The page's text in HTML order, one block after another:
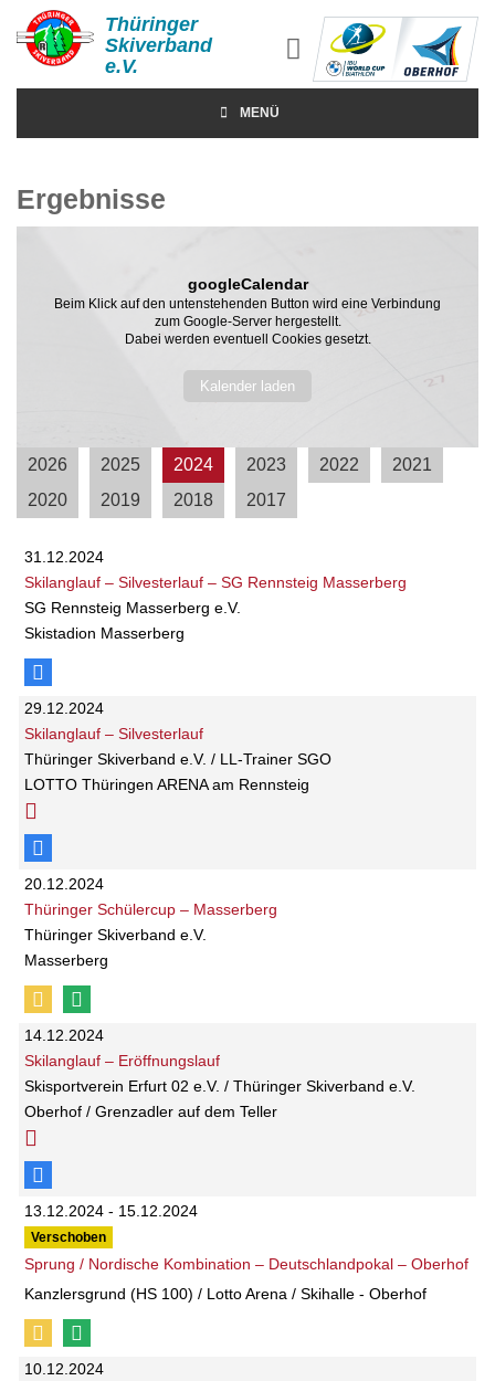
Thüringer
Skiverband
e.V.
MENÜ
Ergebnisse
googleCalendar
Beim Klick auf den untenstehenden Button wird eine Verbindung
zum Google-Server hergestellt.
Dabei werden eventuell Cookies gesetzt.
Kalender laden
2026 2025 2024 2023 2022
2021
2020
2019 2018 2017
31.12.2024
Skilanglauf – Silvesterlauf – SG Rennsteig Masserberg
SG Rennsteig Masserberg e.V.
Skistadion Masserberg
29.12.2024
Skilanglauf – Silvesterlauf
Thüringer Skiverband e.V. / LL-Trainer SGO
LOTTO Thüringen ARENA am Rennsteig
20.12.2024
Thüringer Schülercup – Masserberg
Thüringer Skiverband e.V.
Masserberg
14.12.2024
Skilanglauf – Eröffnungslauf
Skisportverein Erfurt 02 e.V. / Thüringer Skiverband e.V.
Oberhof / Grenzadler auf dem Teller
13.12.2024 - 15.12.2024
Verschoben
Sprung / Nordische Kombination – Deutschlandpokal – Oberhof
Kanzlersgrund (HS 100) / Lotto Arena / Skihalle - Oberhof
10.12.2024